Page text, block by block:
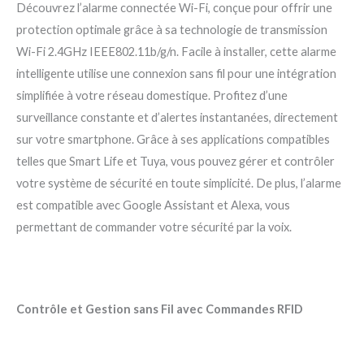
Découvrez l’alarme connectée Wi-Fi, conçue pour offrir une
protection optimale grâce à sa technologie de transmission
Wi-Fi 2.4GHz IEEE802.11b/g/n. Facile à installer, cette alarme
intelligente utilise une connexion sans fil pour une intégration
simplifiée à votre réseau domestique. Profitez d’une
surveillance constante et d’alertes instantanées, directement
sur votre smartphone. Grâce à ses applications compatibles
telles que Smart Life et Tuya, vous pouvez gérer et contrôler
votre système de sécurité en toute simplicité. De plus, l’alarme
est compatible avec Google Assistant et Alexa, vous
permettant de commander votre sécurité par la voix.
Contrôle et Gestion sans Fil avec Commandes RFID